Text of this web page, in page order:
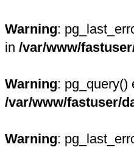
Warning:
in /var/www/
Warning: pg_query()
/var/www/fastuser/
Warning: